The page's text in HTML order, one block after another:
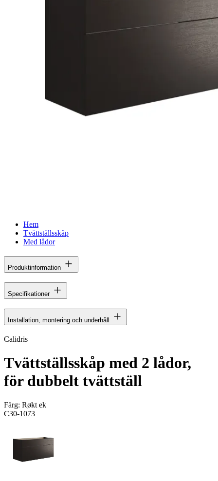
Hem
Tvättställsskåp
Med lådor
Produktinformation
Specifikationer
Installation, montering och underhåll
Calidris
Tvättställsskåp med 2 lådor,
för dubbelt tvättställ
Färg: Røkt ek
C30-1073